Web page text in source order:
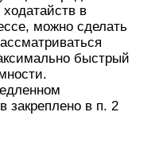
в
можно сделать
быстрый
закреплено в п. 2